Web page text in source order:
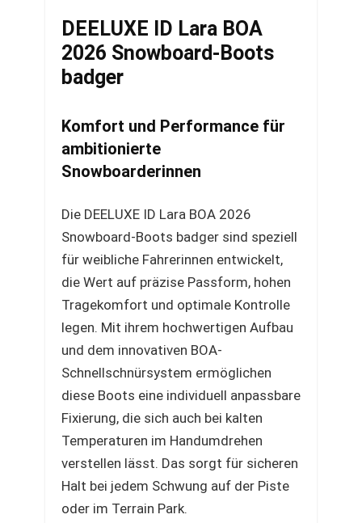
DEELUXE ID Lara BOA
2026 Snowboard-Boots
badger
Komfort und Performance für
ambitionierte
Snowboarderinnen
Die DEELUXE ID Lara BOA 2026
Snowboard-Boots badger sind speziell
für weibliche Fahrerinnen entwickelt,
die Wert auf präzise Passform, hohen
Tragekomfort und optimale Kontrolle
legen. Mit ihrem hochwertigen Aufbau
und dem innovativen BOA-
Schnellschnürsystem ermöglichen
diese Boots eine individuell anpassbare
Fixierung, die sich auch bei kalten
Temperaturen im Handumdrehen
verstellen lässt. Das sorgt für sicheren
Halt bei jedem Schwung auf der Piste
oder im Terrain Park.